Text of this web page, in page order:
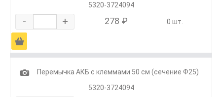
5320-3724094
- + 278 ₽ 0 шт.
Ä
1
Перемычка АКБ с клеммами 50 см (сечение Ф25)
5320-3724094